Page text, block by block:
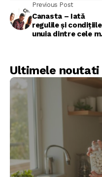
Previous Post
Canasta – Iată
regulile și condițiile
unuia dintre cele
Ultimele noutati